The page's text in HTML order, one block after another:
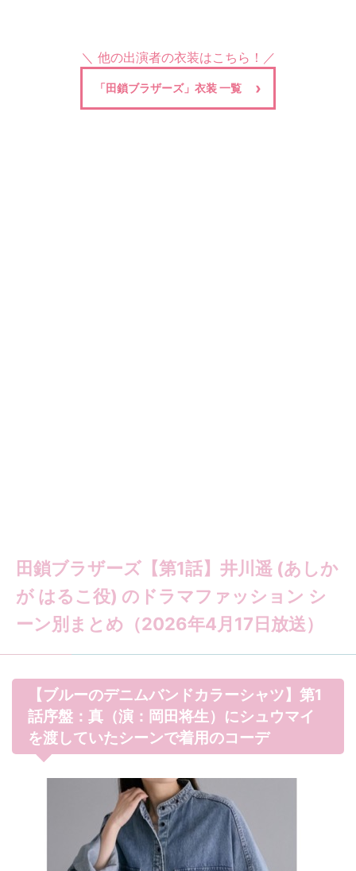
＼ 他の出演者の衣装はこちら！／
「田鎖ブラザーズ」衣装 一覧
田鎖ブラザーズ【第1話】井川遥 (あしか
が はるこ役) のドラマファッション シ
ーン別まとめ（2026年4月17日放送）
【ブルーのデニムバンドカラーシャツ】第1
話序盤：真（演：岡田将生）にシュウマイ
を渡していたシーンで着用のコーデ